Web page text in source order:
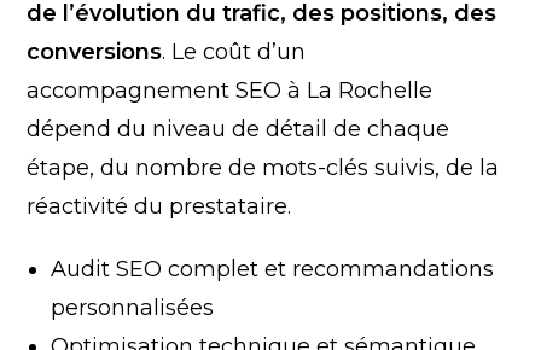
de l’évolution du trafic, des positions, des
conversions. Le coût d’un
accompagnement SEO à La Rochelle
dépend du niveau de détail de chaque
étape, du nombre de mots-clés suivis, de la
réactivité du prestataire.
Audit SEO complet et recommandations
personnalisées